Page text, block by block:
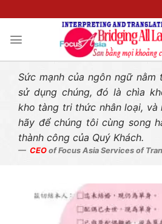
Sức mạnh của ngôn ngữ
sử dụng chúng, đó là chìa
kho tàng tri thức nhân loại, và
hãy để chúng tôi cùng song
thành công của Quý Khách.
CEO of Focus Asia Services of